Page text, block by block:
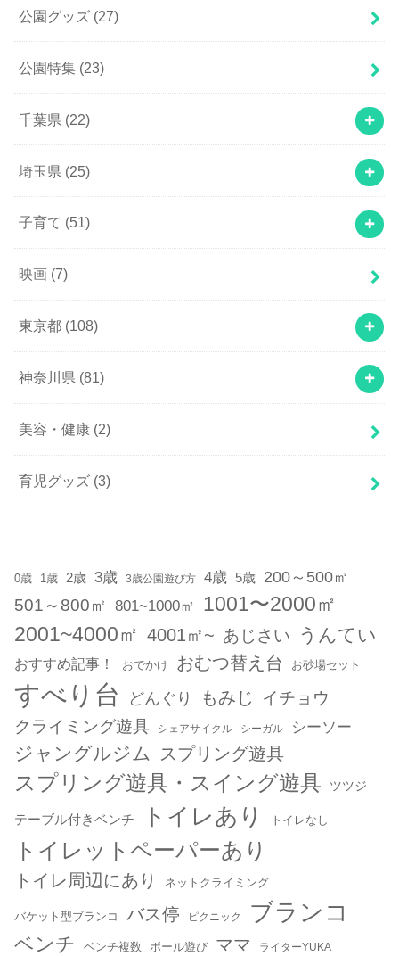
公園グッズ (27)
公園特集 (23)
千葉県 (22)
埼玉県 (25)
子育て (51)
映画 (7)
東京都 (108)
神奈川県 (81)
美容・健康 (2)
育児グッズ (3)
0歳 1歳 2歳 3歳 3歳公園遊び方 4歳 5歳 200～500㎡
501～800㎡ 801~1000㎡
1001〜2000㎡
2001~4000㎡ 4001㎡~ あじさい うんてい
おすすめ記事！ おでかけ おむつ替え台 お砂場セット
すべり台 どんぐり もみじ
イチョウ
クライミング遊具
シェアサイクル シーガル シーソー
ジャングルジム スプリング遊具
スプリング遊具・スイング遊具 ツツジ
テーブル付きベンチ トイレあり トイレなし
トイレットペーパーあり
トイレ周辺にあり ネットクライミング
バケット型ブランコ バス停 ピクニック ブランコ
ベンチ ベンチ複数 ボール遊び ママ ライターYUKA